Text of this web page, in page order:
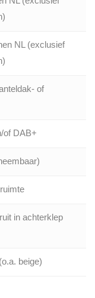
NL (exclusief
of
of DAB+
in achterklep
beige)